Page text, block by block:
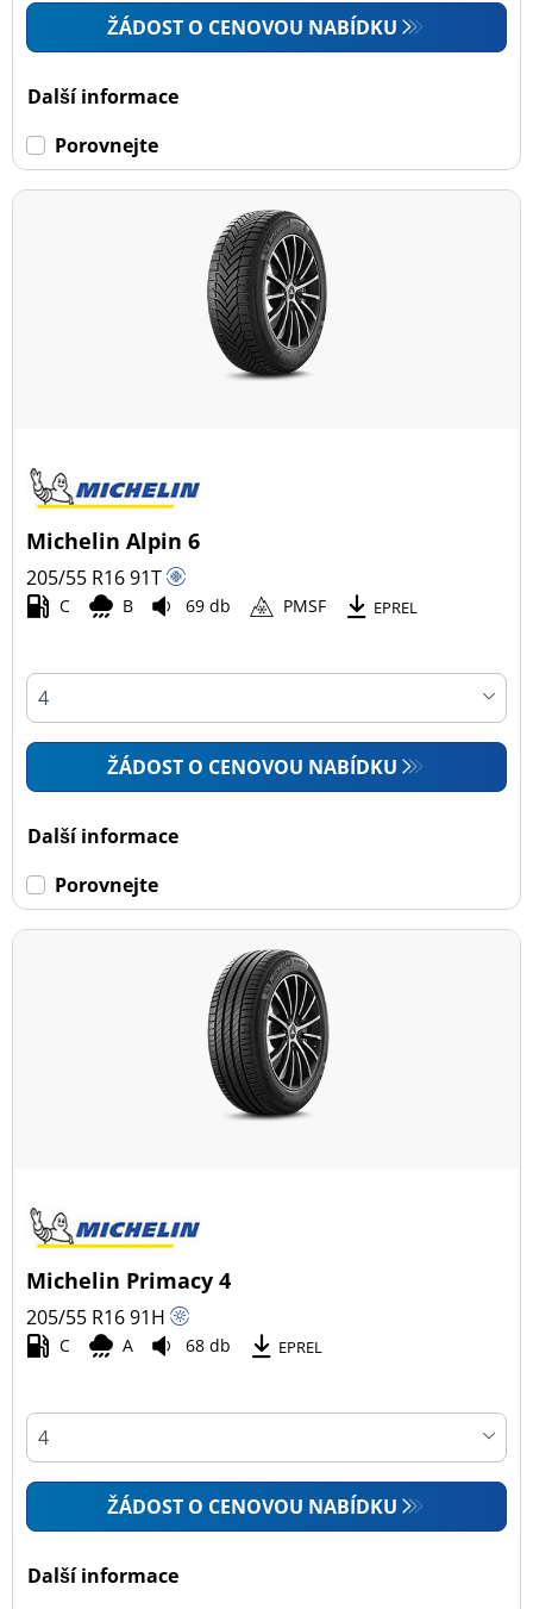
ŽÁDOST O CENOVOU NABÍDKU
Další informace
Porovnejte
Michelin Alpin 6
205/55 R1691T
C B 69 db PMSF EPREL
ŽÁDOST O CENOVOU NABÍDKU
Další informace
Porovnejte
Michelin Primacy 4
205/55 R1691H
C A 68 db EPREL
ŽÁDOST O CENOVOU NABÍDKU
Další informace